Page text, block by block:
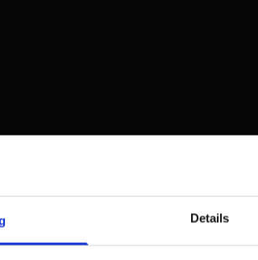
Details
een effectieve manier om